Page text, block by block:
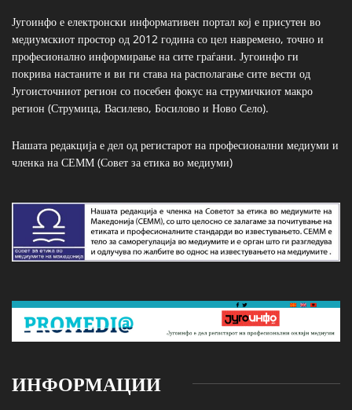
Југоинфо е електронски информативен портал кој е присутен во
медиумскиот простор од 2012 година со цел навремено, точно и
професионално информирање на сите граѓани. Југоинфо ги
покрива настаните и ви ги става на располагање сите вести од
Југоисточниот регион со посебен фокус на струмичкиот макро
регион (Струмица, Василево, Босилово и Ново Село).
Нашата редакција е дел од регистарот на професионални медиуми и
членка на СЕММ (Совет за етика во медиуми)
ИНФОРМАЦИИ